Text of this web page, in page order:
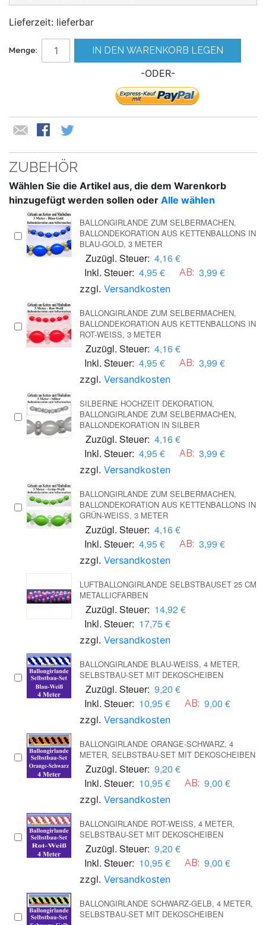
Lieferzeit: lieferbar
Menge: IN DEN WARENKORB LEGEN
-ODER-
ZUBEHÖR
Wählen Sie die Artikel aus, die dem Warenkorb
hinzugefügt werden sollen oder Alle wählen
BALLONGIRLANDE ZUM SELBERMACHEN,
BALLONDEKORATION AUS KETTENBALLONS IN
BLAU-GOLD, 3 METER
Zuzügl. Steuer: 4,16 €
Inkl. Steuer: 4,95 € AB: 3,99 €
zzgl. Versandkosten
BALLONGIRLANDE ZUM SELBERMACHEN,
BALLONDEKORATION AUS KETTENBALLONS IN
ROT-WEISS, 3 METER
Zuzügl. Steuer: 4,16 €
Inkl. Steuer: 4,95 € AB: 3,99 €
zzgl. Versandkosten
SILBERNE HOCHZEIT DEKORATION,
BALLONGIRLANDE ZUM SELBERMACHEN,
BALLONDEKORATION IN SILBER
Zuzügl. Steuer: 4,16 €
Inkl. Steuer: 4,95 € AB: 3,99 €
zzgl. Versandkosten
BALLONGIRLANDE ZUM SELBERMACHEN,
BALLONDEKORATION AUS KETTENBALLONS IN
GRÜN-WEISS, 3 METER
Zuzügl. Steuer: 4,16 €
Inkl. Steuer: 4,95 € AB: 3,99 €
zzgl. Versandkosten
LUFTBALLONGIRLANDE SELBSTBAUSET 25 CM
METALLICFARBEN
Zuzügl. Steuer: 14,92 €
Inkl. Steuer: 17,75 €
zzgl. Versandkosten
BALLONGIRLANDE BLAU-WEISS, 4 METER, S
ELBSTBAU-SET MIT DEKOSCHEIBEN
Zuzügl. Steuer: 9,20 €
Inkl. Steuer: 10,95 € AB: 9,00 €
zzgl. Versandkosten
BALLONGIRLANDE ORANGE-SCHWARZ, 4
METER, SELBSTBAU-SET MIT DEKOSCHEIBEN
Zuzügl. Steuer: 9,20 €
Inkl. Steuer: 10,95 € AB: 9,00 €
zzgl. Versandkosten
BALLONGIRLANDE ROT-WEISS, 4 METER, S
ELBSTBAU-SET MIT DEKOSCHEIBEN
Zuzügl. Steuer: 9,20 €
Inkl. Steuer: 10,95 € AB: 9,00 €
zzgl. Versandkosten
BALLONGIRLANDE SCHWARZ-GELB, 4 METER,
SELBSTBAU-SET MIT DEKOSCHEIBEN